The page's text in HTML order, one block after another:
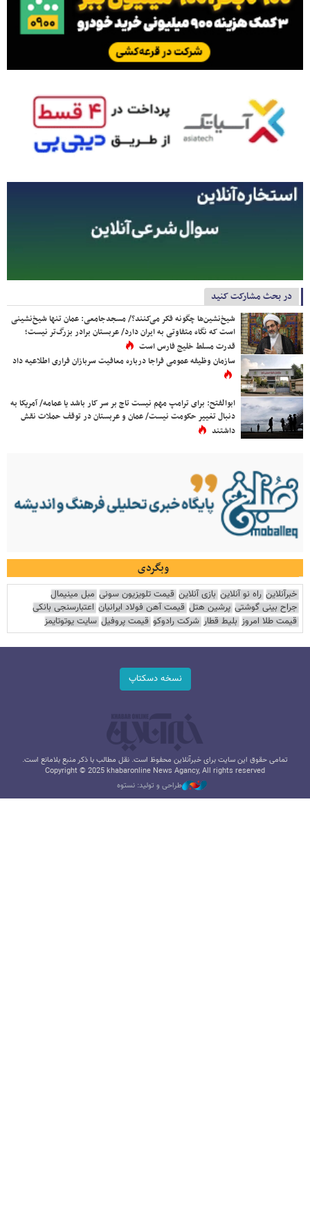
در بحث مشارکت کنید
شیخ‌نشین‌ها چگونه فکر می‌کنند؟/ مسجدجامعی: عمان تنها شیخ‌نشینی
است که نگاه متفاوتی به ایران دارد/ عربستان برادر بزرگ‌تر نیست؛
قدرت مسلط خلیج فارس است
سازمان وظیفه عمومی فراجا درباره معافیت سربازان فراری اطلاعیه داد
ابوالفتح: برای ترامپ مهم نیست تاج بر سر کار باشد یا عمامه/ آمریکا به
دنبال تغییر حکومت نیست/ عمان و عربستان در توقف حملات نقش
داشتند
وبگردی
خبرآنلاین راه نو آنلاین بازی آنلاین قیمت تلویزیون سونی مبل مینیمال
جراح بینی گوشتی پرشین هتل قیمت آهن فولاد ایرانیان اعتبارسنجی بانکی
قیمت طلا امروز بلیط قطار شرکت رادوکو قیمت پروفیل سایت یوتوتایمز
نسخه دسکتاپ
تمامی حقوق این سایت برای خبرآنلاین محفوظ است. نقل مطالب با ذکر منبع بلامانع است.
Copyright © 2025 khabaronline News Agancy, All rights reserved
طراحی و تولید: نستوه